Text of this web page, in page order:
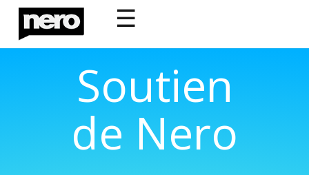
☰
Soutien
de Nero